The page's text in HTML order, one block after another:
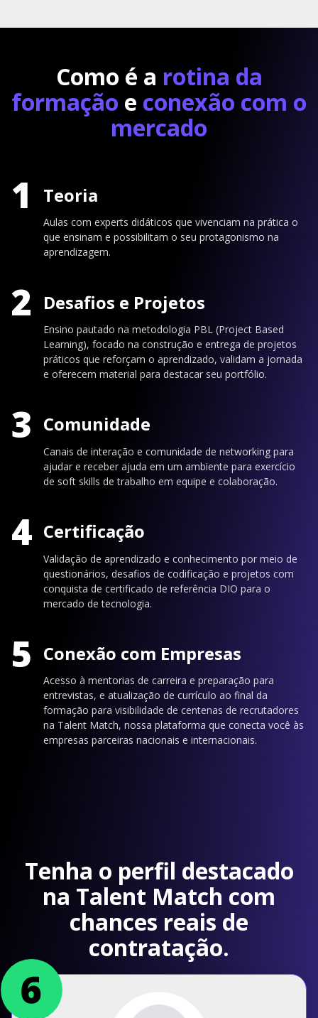
Como é a rotina da
formação e conexão com o
mercado
1 Teoria
Aulas com experts didáticos que vivenciam na prática o
que ensinam e possibilitam o seu protagonismo na
aprendizagem.
2 Desafios e Projetos
Ensino pautado na metodologia PBL (Project Based
Learning), focado na construção e entrega de projetos
práticos que reforçam o aprendizado, validam a jornada
e oferecem material para destacar seu portfólio.
3 Comunidade
Canais de interação e comunidade de networking para
ajudar e receber ajuda em um ambiente para exercício
de soft skills de trabalho em equipe e colaboração.
4 Certificação
Validação de aprendizado e conhecimento por meio de
questionários, desafios de codificação e projetos com
conquista de certificado de referência DIO para o
mercado de tecnologia.
5 Conexão com Empresas
Acesso à mentorias de carreira e preparação para
entrevistas, e atualização de currículo ao final da
formação para visibilidade de centenas de recrutadores
na Talent Match, nossa plataforma que conecta você às
empresas parceiras nacionais e internacionais.
Tenha o perfil destacado
na Talent Match com
chances reais de
contratação.